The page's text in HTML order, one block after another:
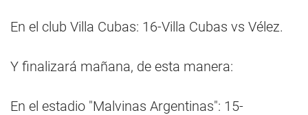
En el club Villa Cubas: 16-Villa Cubas vs Vélez.
Y finalizará mañana, de esta manera:
En el estadio "Malvinas Argentinas": 15-